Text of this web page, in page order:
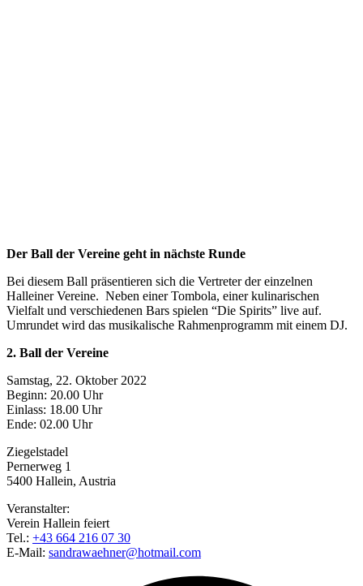
Der Ball der Vereine geht in nächste Runde
Bei diesem Ball präsentieren sich die Vertreter der einzelnen
Halleiner Vereine. Neben einer Tombola, einer kulinarischen
Vielfalt und verschiedenen Bars spielen “Die Spirits” live auf.
Umrundet wird das musikalische Rahmenprogramm mit einem DJ.
2. Ball der Vereine
Samstag, 22. Oktober 2022
Beginn: 20.00 Uhr
Einlass: 18.00 Uhr
Ende: 02.00 Uhr
Ziegelstadel
Pernerweg 1
5400 Hallein, Austria
Veranstalter:
Verein Hallein feiert
Tel.: +43 664 216 07 30
E-Mail: sandrawaehner@hotmail.com